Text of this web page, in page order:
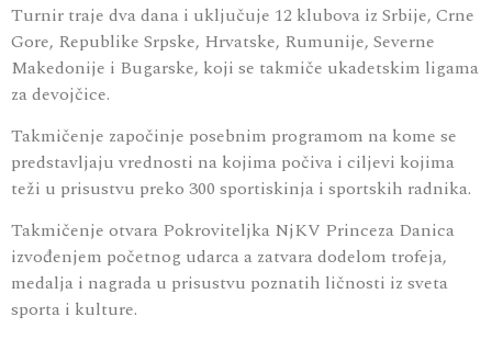
Turnir traje dva dana i uključuje 12 klubova iz Srbije, Crne
Gore, Republike Srpske, Hrvatske, Rumunije, Severne
Makedonije i Bugarske, koji se takmiče ukadetskim ligama
za devojčice.
Takmičenje započinje posebnim programom na kome se
predstavljaju vrednosti na kojima počiva i ciljevi kojima
teži u prisustvu preko 300 sportiskinja i sportskih radnika.
Takmičenje otvara Pokroviteljka NjKV Princeza Danica
izvođenjem početnog udarca a zatvara dodelom trofeja,
medalja i nagrada u prisustvu poznatih ličnosti iz sveta
sporta i kulture.